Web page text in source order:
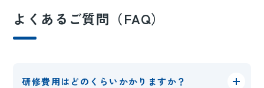
よくあるご質問（FAQ）
研修費用はどのくらいかかりますか？